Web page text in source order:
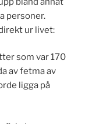
personer.
ur livet:
som var 170
av fetma av
ligga på